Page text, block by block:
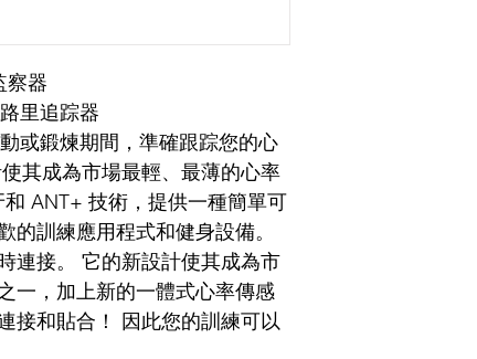
察器
里追踪器
或鍛煉期間，準確跟踪您的心
其成為市場最輕、最薄的心率
ANT+ 技術，提供一種簡單可
訓練應用程式和健身設備。
連接。 它的新設計使其成為市
一，加上新的一體式心率傳感
接和貼合！ 因此您的訓練可以